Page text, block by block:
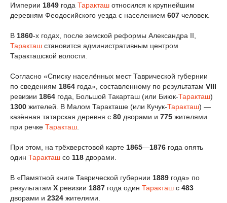
Империи 1849 года Таракташ относился к крупнейшим
деревням Феодосийского уезда с населением 607 человек.
В 1860-х годах, после земской реформы Александра II,
Таракташ становится административным центром
Таракташской волости.
Согласно «Списку населённых мест Таврической губернии
по сведениям 1864 года», составленному по результатам VIII
ревизии 1864 года, Большой Такарташ (или Биюк-Таракташ)
1300 жителей. В Малом Таракташе (или Кучук-Таракташ) —
казённая татарская деревня с 80 дворами и 775 жителями
при речке Таракташ
При этом, на трёхверстовой карте 1865—1876 года опять
один Таракташ со 118 дворами.
В «Памятной книге Таврической губернии 1889 года» по
результатам Х ревизии 1887 года один Таракташ с 483
дворами и 2324 жителями.